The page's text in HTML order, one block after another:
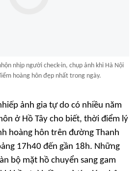
nhịp người check-in, chụp ảnh khi Hà Nội
hoàng hôn đẹp nhất trong ngày.
ảnh gia tự do có nhiều năm
ở Hồ Tây cho biết, thời điểm lý
hoàng hôn trên đường Thanh
17h40 đến gần 18h. Những
bộ mặt hồ chuyển sang gam